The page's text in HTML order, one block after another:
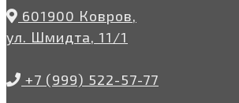
601900 Ковров,
ул. Шмидта, 11/1
+7 (999) 522-57-77